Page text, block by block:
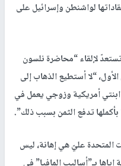
لواشنطن وإسرائيل على
لإلقاء “محاضرة نلسون
أكتوبر/ تشرين الأول، “لا أستطيع الذهاب إلى
أمريكية وزوجي يعمل في
بأكملها تدفع الثمن بسبب ذلك”.
المتحدة عليّ هي إهانة، ليس